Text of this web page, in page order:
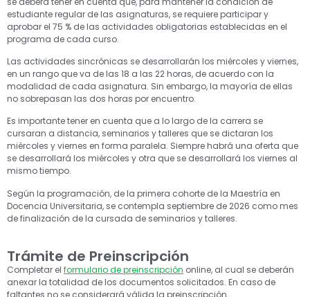
estudiante regular de las asignaturas, se requiere participar y
aprobar el 75 % de las actividades obligatorias establecidas en el
programa de cada curso.
Las actividades sincrónicas se desarrollarán los miércoles y viernes,
en un rango que va de las 18 a las 22 horas, de acuerdo con la
modalidad de cada asignatura. Sin embargo, la mayoría de ellas
no sobrepasan las dos horas por encuentro.
Es importante tener en cuenta que a lo largo de la carrera se
cursaran a distancia, seminarios y talleres que se dictaran los
miércoles y viernes en forma paralela. Siempre habrá una oferta que
se desarrollará los miércoles y otra que se desarrollará los viernes al
mismo tiempo.
Según la programación, de la primera cohorte de la Maestría en
Docencia Universitaria, se contempla septiembre de 2026 como mes
de finalización de la cursada de seminarios y talleres.
Trámite de Preinscripción
Completar el formulario de preinscripción online, al cual se deberán
anexar la totalidad de los documentos solicitados. En caso de